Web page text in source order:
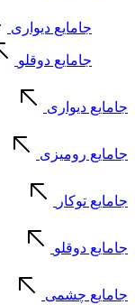
جامایع دیواری
جامایع دوقلو
جامایع دیواری
جامایع رومیزی
جامایع توکار
جامایع دوقلو
جامایع چشمی